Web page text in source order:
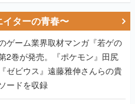
ターの青春〜
ゲーム業界取材マンガ『若ゲの
2巻が発売。『ポケモン』田尻
ゼビウス』遠藤雅伸さんらの貴
ードを収録